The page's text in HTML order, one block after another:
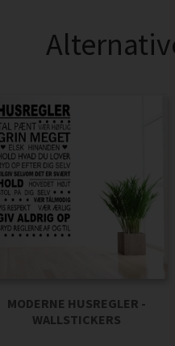
MODERNE HUSREGLER -
WALLSTICKERS